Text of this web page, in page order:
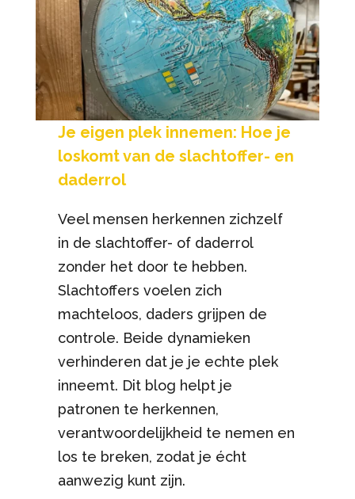
Je eigen plek innemen: Hoe je
loskomt van de slachtoffer- en
daderrol
Veel mensen herkennen zichzelf
in de slachtoffer- of daderrol
zonder het door te hebben.
Slachtoffers voelen zich
machteloos, daders grijpen de
controle. Beide dynamieken
verhinderen dat je je echte plek
inneemt. Dit blog helpt je
patronen te herkennen,
verantwoordelijkheid te nemen en
los te breken, zodat je écht
aanwezig kunt zijn.